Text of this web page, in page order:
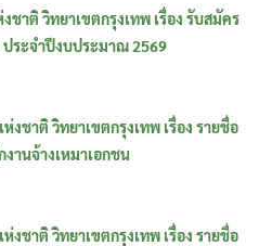
าติ วิทยาเขตกรุงเทพ เรื่อง รับสมัคร
ประจำปีงบประมาณ 2569
ชาติ วิทยาเขตกรุงเทพ เรื่อง รายชื่อ
านจ้างเหมาเอกชน
ชาติ วิทยาเขตกรุงเทพ เรื่อง รายชื่อ